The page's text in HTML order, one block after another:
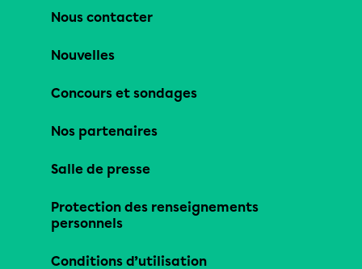
Nous contacter
Nouvelles
Concours et sondages
Nos partenaires
Salle de presse
Protection des renseignements
personnels
Conditions d’utilisation